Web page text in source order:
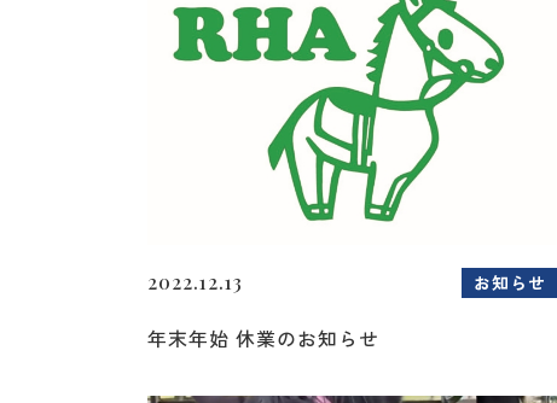
2022.12.13 お知らせ
年末年始 休業のお知らせ